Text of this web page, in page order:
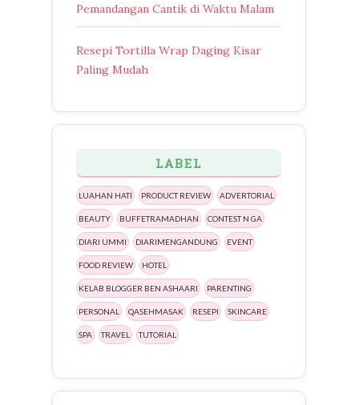
Pemandangan Cantik di Waktu Malam
Resepi Tortilla Wrap Daging Kisar
Paling Mudah
LABEL
LUAHAN HATI PRODUCT REVIEW ADVERTORIAL
BEAUTY BUFFETRAMADHAN CONTEST N GA
DIARI UMMI DIARIMENGANDUNG EVENT
FOOD REVIEW HOTEL
KELAB BLOGGER BEN ASHAARI PARENTING
PERSONAL QASEHMASAK RESEPI SKINCARE
SPA TRAVEL TUTORIAL